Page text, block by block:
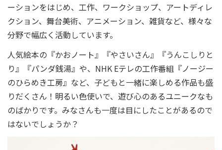
ーションをはじめ、工作、ワークショップ、アートディレ
クション、舞台美術、アニメーション、雑貨など、様々な
分野で幅広く活動しています。
人気絵本の『かおノート』『やさいさん』『うんこしりと
り』『パンダ銭湯』や、NHK Eテレの工作番組『ノージー
のひらめき工房』など、子どもと一緒に楽しめる作品も盛
りだくさん！明るい色使いで、遊び心のあるユニークなも
のばかりです。みなさんも一度は目にしたことがあるので
はないでしょうか？